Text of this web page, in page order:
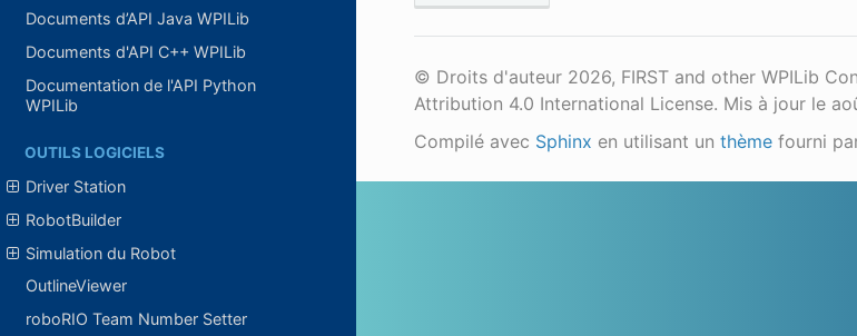
Documents d’API Java WPILib
Documents d'API C++ WPILib
Documentation de l'API Python
WPILib
OUTILS LOGICIELS
Driver Station
RobotBuilder
Simulation du Robot
OutlineViewer
roboRIO Team Number Setter
© Droits d'auteur 2026, FIRST and other WPILib
Attribution 4.0 International License. Mis à jour le
Compilé avec Sphinx en utilisant un thèmefourni